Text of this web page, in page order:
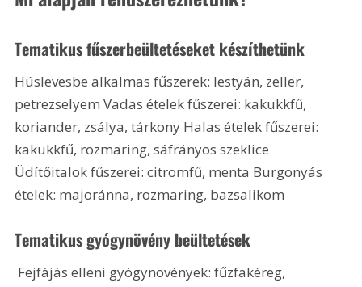
Tematikus fűszerbeültetéseket készíthetünk
Húslevesbe alkalmas fűszerek: lestyán, zeller,
petrezselyem Vadas ételek fűszerei: kakukkfű,
koriander, zsálya, tárkony Halas ételek fűszerei:
kakukkfű, rozmaring, sáfrányos szeklice
Üdítőitalok fűszerei: citromfű, menta Burgonyás
ételek: majoránna, rozmaring, bazsalikom
Tematikus gyógynövény beültetések